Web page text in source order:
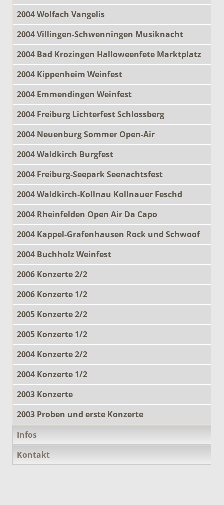
2004 Wolfach Vangelis
2004 Villingen-Schwenningen Musiknacht
2004 Bad Krozingen Halloweenfete Marktplatz
2004 Kippenheim Weinfest
2004 Emmendingen Weinfest
2004 Freiburg Lichterfest Schlossberg
2004 Neuenburg Sommer Open-Air
2004 Waldkirch Burgfest
2004 Freiburg-Seepark Seenachtsfest
2004 Waldkirch-Kollnau Kollnauer Feschd
2004 Rheinfelden Open Air Da Capo
2004 Kappel-Grafenhausen Rock und Schwoof
2004 Buchholz Weinfest
2006 Konzerte 2/2
2006 Konzerte 1/2
2005 Konzerte 2/2
2005 Konzerte 1/2
2004 Konzerte 2/2
2004 Konzerte 1/2
2003 Konzerte
2003 Proben und erste Konzerte
Infos
Kontakt